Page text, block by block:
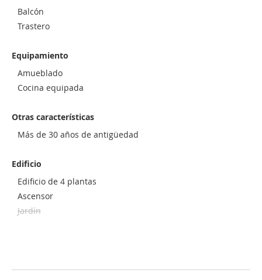
Balcón
Trastero
Equipamiento
Amueblado
Cocina equipada
Otras características
Más de 30 años de antigüedad
Edificio
Edificio de 4 plantas
Ascensor
Jardín